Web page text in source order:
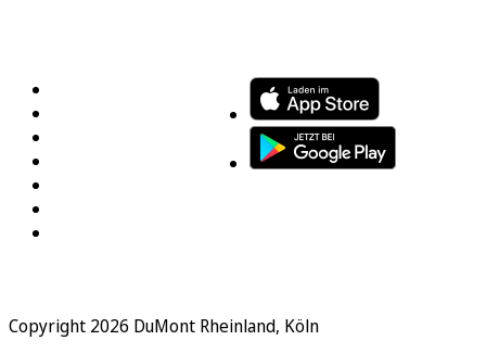
Copyright 2026 DuMont Rheinland, Köln